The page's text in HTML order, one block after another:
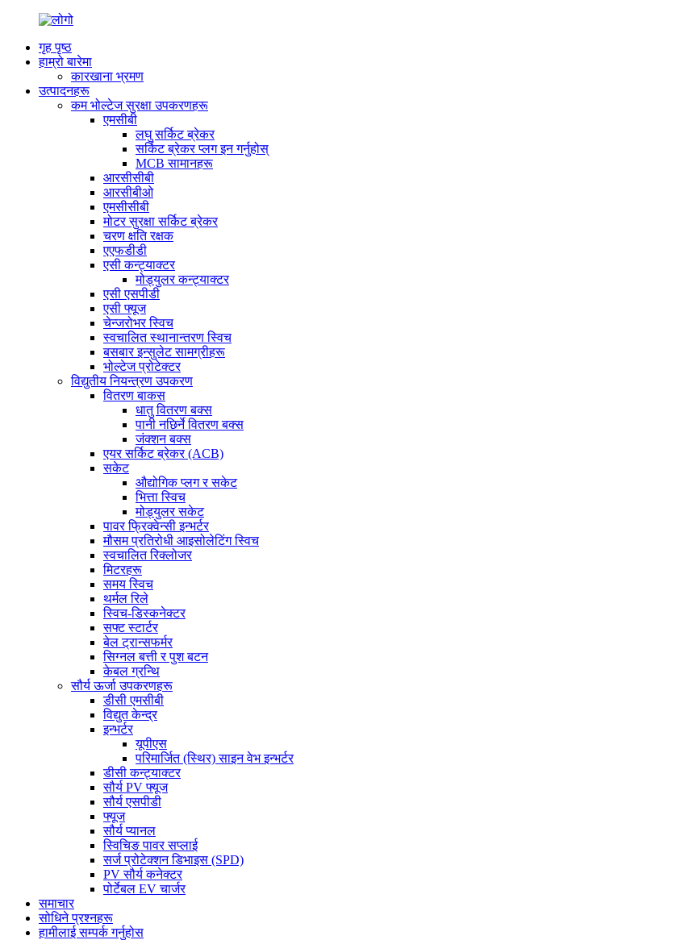
गृह पृष्ठ
हाम्रो बारेमा
कारखाना भ्रमण
उत्पादनहरू
कम भोल्टेज सुरक्षा उपकरणहरू
एमसीबी
लघु सर्किट ब्रेकर
सर्किट ब्रेकर प्लग इन गर्नुहोस्
MCB सामानहरू
आरसीसीबी
आरसीबीओ
एमसीसीबी
मोटर सुरक्षा सर्किट ब्रेकर
चरण क्षति रक्षक
एएफडीडी
एसी कन्ट्याक्टर
मोड्युलर कन्ट्याक्टर
एसी एसपीडी
एसी फ्यूज
चेन्जरोभर स्विच
स्वचालित स्थानान्तरण स्विच
बसबार इन्सुलेट सामग्रीहरू
भोल्टेज प्रोटेक्टर
विद्युतीय नियन्त्रण उपकरण
वितरण बाकस
धातु वितरण बक्स
पानी नछिर्ने वितरण बक्स
जंक्शन बक्स
एयर सर्किट ब्रेकर (ACB)
सकेट
औद्योगिक प्लग र सकेट
भित्ता स्विच
मोड्युलर सकेट
पावर फ्रिक्वेन्सी इन्भर्टर
मौसम प्रतिरोधी आइसोलेटिंग स्विच
स्वचालित रिक्लोजर
मिटरहरू
समय स्विच
थर्मल रिले
स्विच-डिस्कनेक्टर
सफ्ट स्टार्टर
बेल ट्रान्सफर्मर
सिग्नल बत्ती र पुश बटन
केबल ग्रन्थि
सौर्य ऊर्जा उपकरणहरू
डीसी एमसीबी
विद्युत केन्द्र
इन्भर्टर
यूपीएस
परिमार्जित (स्थिर) साइन वेभ इन्भर्टर
डीसी कन्ट्याक्टर
सौर्य PV फ्यूज
सौर्य एसपीडी
फ्यूज
सौर्य प्यानल
स्विचिङ पावर सप्लाई
सर्ज प्रोटेक्शन डिभाइस (SPD)
PV सौर्य कनेक्टर
पोर्टेबल EV चार्जर
समाचार
सोधिने प्रश्नहरू
हामीलाई सम्पर्क गर्नुहोस